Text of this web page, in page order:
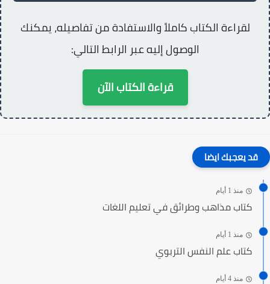
لقراءة الكتاب كاملاً والاستفادة من تفاصيله، يمكنك
الوصول إليه عبر الرابط التالي:
قراءة الكتاب الآن
قد يعجبك ايضا
منذ 1 أيام
كتاب مذاهب وطرائق في تعليم اللغات
منذ 1 أيام
كتاب علم النفس التربوي
منذ 4 أيام